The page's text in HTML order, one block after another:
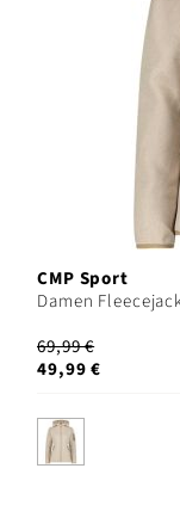
CMP Sport
Damen
69,99 €
49,99 €